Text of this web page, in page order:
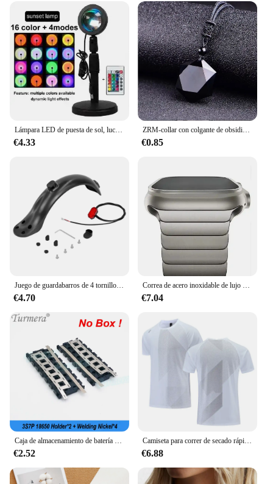
Lámpara LED de puesta de sol, luces nocturnas, proyector USB, decoración de fiesta de cumpleaños, luces de ambiente para dormitorio, sala de estar, fotografía de pared
€4.33
ZRM-collar con colgante de obsidiana negra, colgante de estrella de obsidiana, joyería de cristal de amor de la suerte con cuerda gratis, envío directo
€0.85
Juego de guardabarros de 4 tornillos para Scooter Eléctrico, accesorios aplicables, guardabarros trasero, Scooter de cuatro agujeros con luz trasera
€4.70
Correa de acero inoxidable de lujo para Apple Watch Series 8 7 45mm 41mm 38 42 44 40 Mm pulsera de enlace para Iwatch Ultra 49mm correa de metal
€7.04
Caja de almacenamiento de batería Turmera de 12V, 7Ah a 20Ah, soporte 3X7 18650 3S 40A BMS con soldadura de níquel para motocicleta, reemplazo de uso de plomo-ácido
€2.52
Camiseta para correr de secado rápido para hombre, Top deportivo para Fitness, camiseta de entrenamiento de gimnasia, ropa deportiva informal transpirable para correr
€6.88